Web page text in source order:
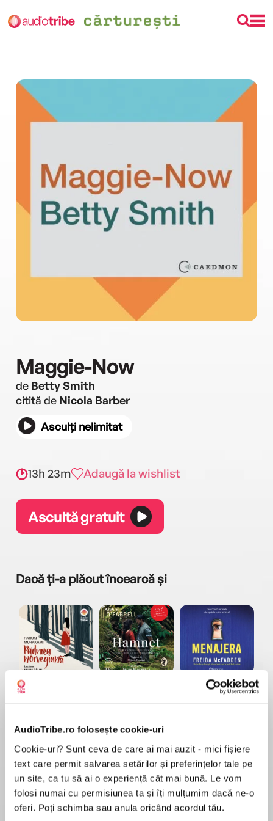
AudioTribe.ro folosește cookie-uri
Cookie-uri? Sunt ceva de care ai mai auzit - mici fișiere
text care permit salvarea setărilor și preferințelor tale pe
un site, ca tu să ai o experiență cât mai bună. Le vom
folosi numai cu permisiunea ta și îți mulțumim dacă ne-o
oferi. Poți schimba sau anula oricând acordul tău.
Maggie-Now
de Betty Smith
citită de Nicola Barber
Asculți nelimitat
13h 23m Adaugă la wishlist
Ascultă gratuit
Dacă ți-a plăcut încearcă și
Pădurea norvegiană
Elita de Argint (Elita
de...
Dani Francis
Diavolul se îmbracă de
la...
Lauren Weisberger
Menajera
Freida McFadden
Migdală
Sohn Won-pyung